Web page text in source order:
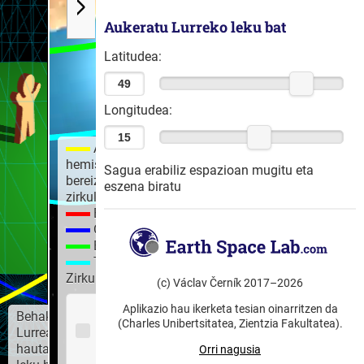
Behaketa,
Lurrean
hautatutako
Argiztatutako
hemisferioa
bereizten duen
zirkulua
Eguerdia
Gauerdia
Ekuatorea
Tropikoak,
Zirkulu polarrak
Erakutsi
eguzki-
Aukeratu Lurreko leku bat
Latitudea:
Longitudea:
Sagua erabiliz espazioan mugitu eta
eszena biratu
(c) Václav Černík 2017–2026
Aplikazio hau ikerketa tesian oinarritzen da
(Charles Unibertsitatea, Zientzia Fakultatea).
Orri nagusia